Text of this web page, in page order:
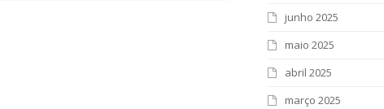
junho 2025
maio 2025
abril 2025
março 2025